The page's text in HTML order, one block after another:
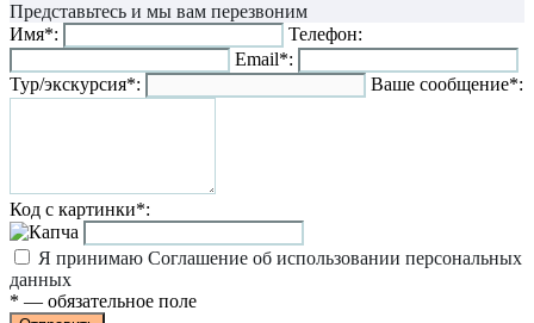
Представьтесь и мы вам перезвоним
Имя*:
Телефон:
Email*:
Тур/экскурсия*:
Ваше сообщение*:
Код с картинки*:
Я принимаю Соглашение об использовании персональных
данных
* — обязательное поле